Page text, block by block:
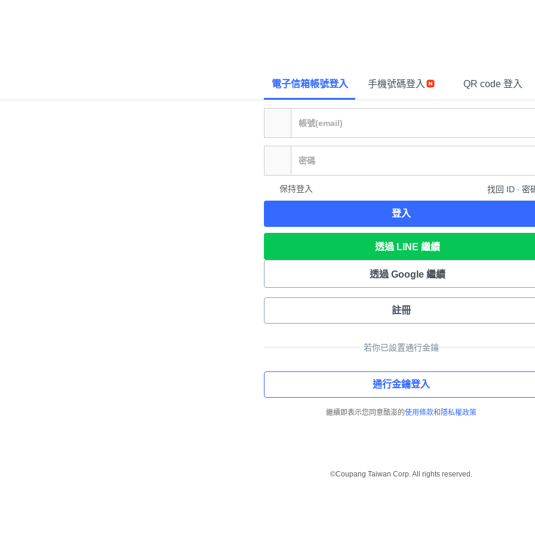
電子信箱帳號登入 手機號碼登入 QR code 登入
保持登入 找回 ID ∙ 密
登入
透過 LINE 繼續
透過 Google 繼續
註冊
若你已設置通行金鑰
通行金鑰登入
繼續即表示您同意酷澎的使用條款和 隱私權政策
©Coupang Taiwan Corp. All rights reserved.